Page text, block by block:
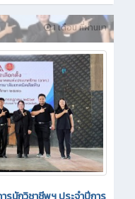
1 เดือน ที่ผ่านมา